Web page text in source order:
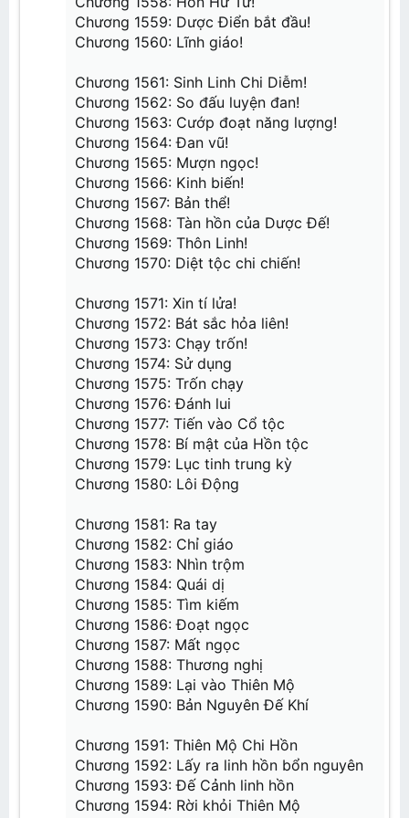
Chương 12: Li hắn viễn điểm
Chương 13: Hắc thiết phiến
Chương 14: Hấp chưởng
Chương 15: Tu luyện
Chương 17: Xung đột
Chương 18: Huyền giai cao cấp đấu kĩ
Chương 19: Huấn luyện tàn khốc
Chương 20: Phách mại
Chương 21: Nhị phẩm luyện dược sư Cốc Ni
Chương 22: Thanh Phong Quyết
Chương 23: Tranh đoạt
Chương 24: Nhất thiết đãi tục
Chương 25: Tiễn do ngã xuất
Chương 26: Khổ tu
Chương 27: Trùng kích đệ thất đoạn
Chương 28: Cường hóa Hấp chưởng
Chương 29: Trọng yếu đích nhật tử
Chương 30: Vẫn lạc thiên tài
Chương 31: Nhất tinh Đấu Giả
Chương 32: Khiêu Chiến
Chương 33: Chứng Thực
Chương 34: Phiên Thân
Chương 35: Cảm giác tội ác
Chương 36: Hoạt kê đột phá
Chương 37: Tiêu Ngọc
Chương 38: Tiểu tử này, không đơn giản
Chương 39: Nghi thức phục trắc
Chương 40: Chấn động
Chương 41: Tăng khí tán
Chương 42: Ngươi thua
Chương 43: Thực lực của Tiêu Viêm
Chương 44: Ngươi muốn thử không?
Chương 46: Tiêu Viêm bạo nộ
Chương 47: Xâm phạm
Chương 48: Đấu Khí các
Chương 49: Lựa chọn công pháp
Chương 50: Bang ?
Chương 1559: Dược Điển bắt đầu!
Chương 1560: Lĩnh giáo!
Chương 1561: Sinh Linh Chi Diễm!
Chương 1562: So đấu luyện đan!
Chương 1563: Cướp đoạt năng lượng!
Chương 1564: Đan vũ!
Chương 1565: Mượn ngọc!
Chương 1566: Kinh biến!
Chương 1567: Bản thể!
Chương 1568: Tàn hồn của Dược Đế!
Chương 1569: Thôn Linh!
Chương 1570: Diệt tộc chi chiến!
Chương 1571: Xin tí lửa!
Chương 1572: Bát sắc hỏa liên!
Chương 1573: Chạy trốn!
Chương 1574: Sử dụng
Chương 1575: Trốn chạy
Chương 1576: Đánh lui
Chương 1577: Tiến vào Cổ tộc
Chương 1578: Bí mật của Hồn tộc
Chương 1579: Lục tinh trung kỳ
Chương 1580: Lôi Động
Chương 1581: Ra tay
Chương 1582: Chỉ giáo
Chương 1583: Nhìn trộm
Chương 1584: Quái dị
Chương 1585: Tìm kiếm
Chương 1586: Đoạt ngọc
Chương 1587: Mất ngọc
Chương 1588: Thương nghị
Chương 1589: Lại vào Thiên Mộ
Chương 1590: Bản Nguyên Đế Khí
Chương 1591: Thiên Mộ Chi Hồn
Chương 1592: Lấy ra linh hồn bổn nguyên
Chương 1593: Đế Cảnh linh hồn
Chương 1594: Rời khỏi Thiên Mộ